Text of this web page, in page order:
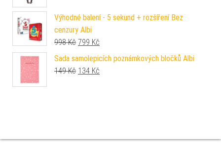
Výhodné balení - 5 sekund + rozšíření Bez
cenzury Albi
998Kč Původní cena byla: 998 Kč.
799 Kč
Sada samolepicích poznámkových bločků Albi
149Kč Původní cena byla: 149 Kč.
134 Kč